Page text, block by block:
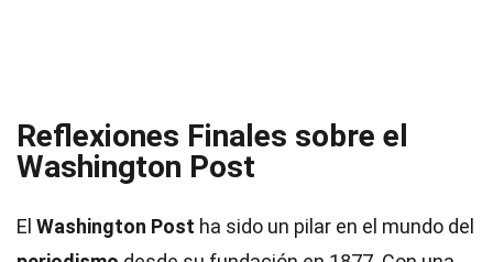
Reflexiones Finales sobre el
Washington Post
El Washington Post ha sido un pilar en el mundo del